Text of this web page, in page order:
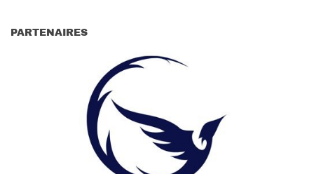
PARTENAIRES